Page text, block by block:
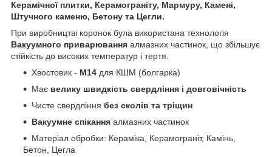
Керамічної плитки, Керамограніту, Мармуру, Камені,
Штучного каменю, Бетону та Цегли.
При виробництві коронок була використана технологія
Вакуумного приварювання алмазних частинок, що збільшує
стійкість до високих температур і тертя.
Хвостовик - М14 для КШМ (болгарка)
Має велику швидкість свердління і довговічність
Чисте свердління без сколів та тріщин
Вакуумне спікання алмазних частинок
Матеріал обробки: Кераміка, Керамограніт, Камінь,
Бетон, Цегла